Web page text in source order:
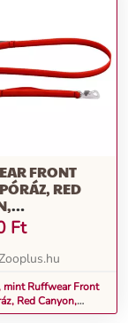
FRONT
RED
Ft
mint Ruffwear Front
Red Canyon,
kutya